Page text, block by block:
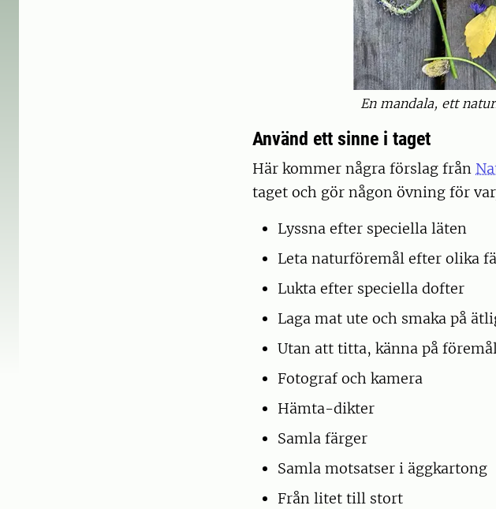
En mandala, ett
Använd ett sinne i taget
Här kommer några förslag från
taget och gör någon övning för
Lyssna efter speciella läten
Leta naturföremål efter olika
Lukta efter speciella dofter
Laga mat ute och smaka på
Utan att titta, känna på
Fotograf och kamera
Hämta-dikter
Samla färger
Samla motsatser i äggkartong
Från litet till stort